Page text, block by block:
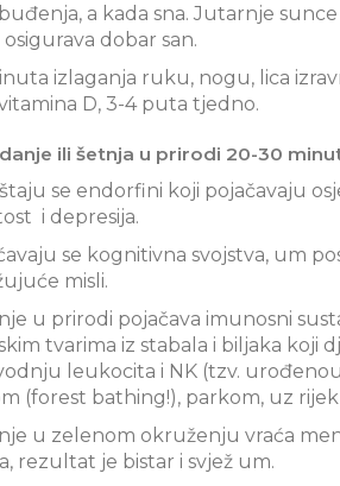
a kada sna. Jutarnje
osigurava dobar san.
izlaganja ruku, nogu, lica
D, 3-4 puta tjedno.
ili šetnja u prirodi 20-30
se endorfini koji pojačavaju
i depresija.
se kognitivna svojstva, um
misli.
u prirodi pojačava imunosni
tvarima iz stabala i biljaka
leukocita i NK (tzv.
(forest bathing!), parkom, uz
u zelenom okruženju vraća
rezultat je bistar i svjež um.